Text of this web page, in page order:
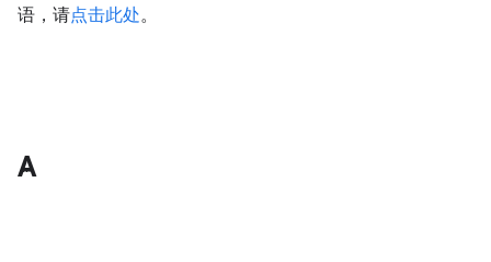
语，请点击此处。
A